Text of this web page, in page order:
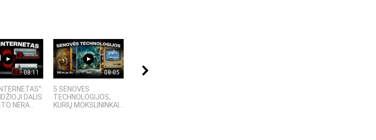
08:11
DALIS
NĖRA...
08:05
5 SENOVĖS
TECHNOLOGIJOS,
KURIŲ MOKSLININKAI...